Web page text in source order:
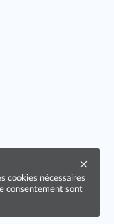
cookies nécessaires
consentement sont